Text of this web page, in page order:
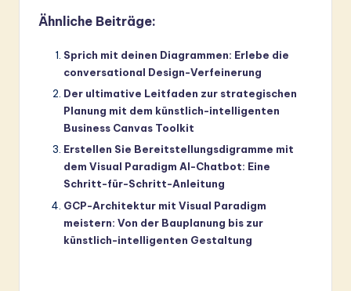
Ähnliche Beiträge:
Sprich mit deinen Diagrammen: Erlebe die
conversational Design-Verfeinerung
Der ultimative Leitfaden zur strategischen
Planung mit dem künstlich-intelligenten
Business Canvas Toolkit
Erstellen Sie Bereitstellungsdigramme mit
dem Visual Paradigm AI-Chatbot: Eine
Schritt-für-Schritt-Anleitung
GCP-Architektur mit Visual Paradigm
meistern: Von der Bauplanung bis zur
künstlich-intelligenten Gestaltung